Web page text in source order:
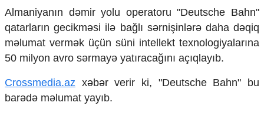
Multimedia
Foto
Video
İnfoqrafika
Podcast
Humanitar
Almaniyanın dəmir yolu operatoru "Deutsche Bahn"
qatarların gecikməsi ilə bağlı sərnişinlərə daha dəqiq
məlumat vermək üçün süni intellekt texnologiyalarına
50 milyon avro sərmayə yatıracağını açıqlayıb.
Crossmedia.az xəbər verir ki, "Deutsche Bahn" bu
barədə məlumat yayıb.